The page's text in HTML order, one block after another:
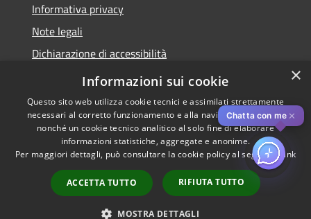
Informativa privacy
Note legali
Dichiarazione di accessibilità
Obiettivi di accessibilità per l'anno 2025
Accessibilità
Copyright © 2026 • Comune di
Rozzano • Powered by
Municipium•
Accesso
redazione
Chatta con me ✕
×
Informazioni sui cookie
Questo sito web utilizza cookie tecnici e assimilati strettamente
necessari al corretto funzionamento e alla navigazione del sito,
nonché un cookie tecnico analitico al solo fine di elaborare
informazioni statistiche, aggregate e anonime.
Per maggiori dettagli, può consultare la cookie policy al seguente link
ACCETTA TUTTO RIFIUTA TUTTO
MOSTRA DETTAGLI